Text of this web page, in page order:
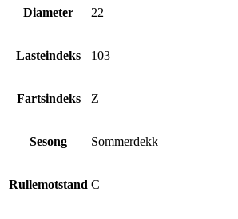
Diameter 22
Lasteindeks 103
Fartsindeks Z
Sesong Sommerdekk
Rullemotstand C